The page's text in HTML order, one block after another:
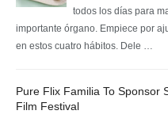
todos los días para
importante órgano. Empiece por
en estos cuatro hábitos. Dele …
Pure Flix Familia To Sponsor
Film Festival